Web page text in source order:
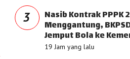
3 Nasib Kontrak PPPK
Menggantung,
Jemput Bola ke
19 Jam yang lalu